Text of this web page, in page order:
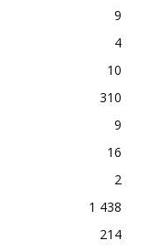
9
4
10
310
9
16
2
1 438
214